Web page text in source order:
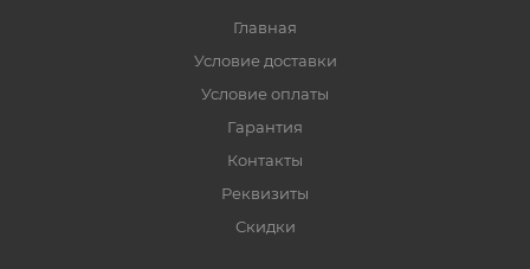
Главная
Условие доставки
Условие оплаты
Гарантия
Контакты
Реквизиты
Скидки